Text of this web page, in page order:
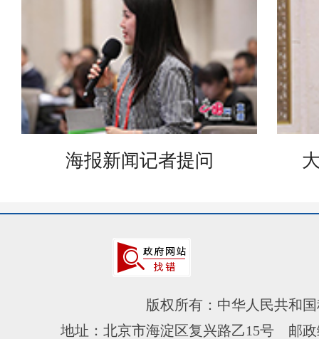
海报新闻记者提问
版权所有：中华人民共和
地址：北京市海淀区复兴路乙15号 邮